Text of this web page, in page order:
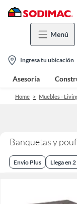
Menú
location-
icon
Ingresa tu ubicación
Asesoría
Home Muebles -
Banquetas y
Envio Plus Llega en